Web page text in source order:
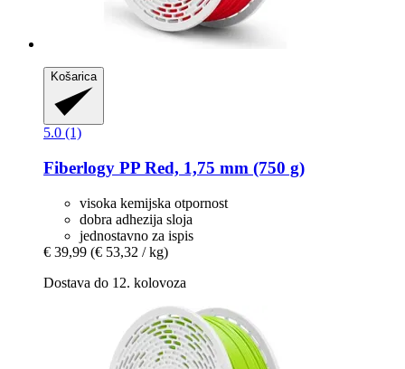
Košarica
5.0 (1)
Fiberlogy PP Red, 1,75 mm (750 g)
visoka kemijska otpornost
dobra adhezija sloja
jednostavno za ispis
€ 39,99 (€ 53,32 / kg)
Dostava do 12. kolovoza